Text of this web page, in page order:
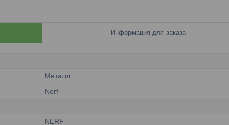
Информация для заказа
Металл
Nerf
NERF